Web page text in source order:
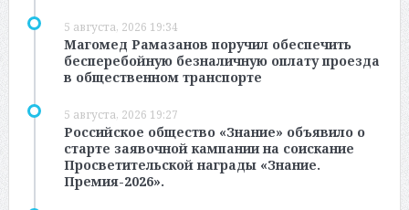
5 августа, 2026 19:34
Магомед Рамазанов поручил обеспечить
бесперебойную безналичную оплату проезда
в общественном транспорте
5 августа, 2026 19:27
Российское общество «Знание» объявило о
старте заявочной кампании на соискание
Просветительской награды «Знание.
Премия-2026».